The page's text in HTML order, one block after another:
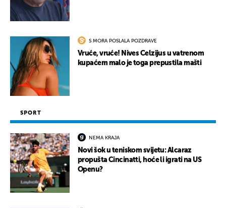
S MORA POSLALA POZDRAVE
Vruće, vruće! Nives Celzijus u vatrenom
kupaćem malo je toga prepustila mašti
SPORT
NEMA KRAJA
Novi šok u teniskom svijetu: Alcaraz
propušta Cincinatti, hoće li igrati na US
Openu?